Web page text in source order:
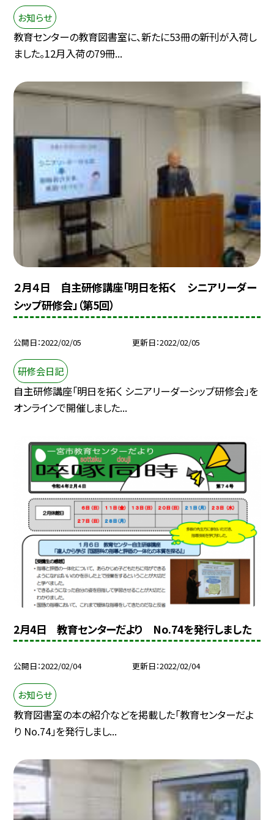
お知らせ
教育センターの教育図書室に、新たに53冊の新刊が入荷し
ました。12月入荷の79冊...
２月４日 自主研修講座「明日を拓く シニアリーダー
シップ研修会」（第5回）
公開日 2022/02/05 更新日 2022/02/05
研修会日記
自主研修講座「明日を拓く シニアリーダーシップ研修会」を
オンラインで開催しました...
2月4日 教育センターだより No.74を発行しました
公開日 2022/02/04 更新日 2022/02/04
お知らせ
教育図書室の本の紹介などを掲載した「教育センターだよ
り No.74」を発行しまし...